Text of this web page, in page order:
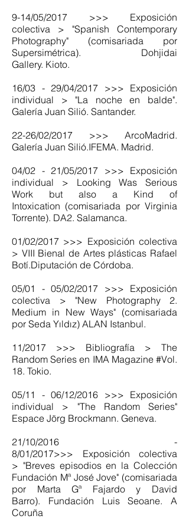
9-14/05/2017 >>> Exposición
colectiva > "Spanish Contemporary
Photography" (comisariada por
Supersimétrica). Dohjidai
Gallery. Kioto.
16/03 - 29/04/2017 >>> Exposición
individual > "La noche en balde".
Galería Juan Silió. Santander.
22-26/02/2017 >>> ArcoMadrid.
Galería Juan Silió.IFEMA. Madrid.
04/02 - 21/05/2017 >>> Exposición
individual > Looking Was Serious
Work but also a Kind of
Intoxication (comisariada por Virginia
Torrente). DA2. Salamanca.
01/02/2017 >>> Exposición colectiva
> VIII Bienal de Artes plásticas Rafael
Botí.Diputación de Córdoba.
05/01 - 05/02/2017 >>> Exposición
colectiva > "New Photography 2.
Medium in New Ways" (comisariada
por Seda Yıldız) ALAN Istanbul.
11/2017 >>> Bibliografía > The
Random Series en IMA Magazine #Vol.
18. Tokio.
05/11 - 06/12/2016 >>> Exposición
individual > "The Random Series"
Espace Jörg Brockmann. Geneva.
21/10/2016 -
8/01/2017>>> Exposición colectiva
> "Breves episodios en la Colección
Fundación Mª José Jove" (comisariada
por Marta Gª Fajardo y David
Barro). Fundación Luis Seoane. A
Coruña